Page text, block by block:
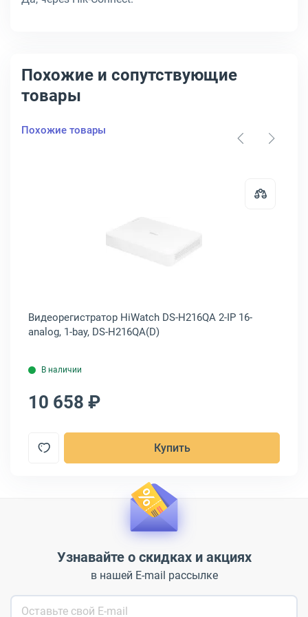
Похожие и сопутствующие
товары
Похожие товары
TENDA N6P series 8-IP, 1-bay, N6P-8H
Открыть товар:
Видеорегистратор HiWatch DS-H216QA 2-IP 16-
analog, 1-bay, DS-H216QA(D)
В наличии
10 658 ₽
Купить
Узнавайте о скидках и акциях
в нашей E-mail рассылке